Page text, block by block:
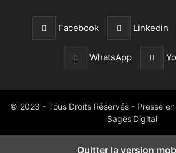
Facebook Linkedin
WhatsApp
© 2023 - Tous Droits Réservés - Presse
Sages'Digital
Quitter la version